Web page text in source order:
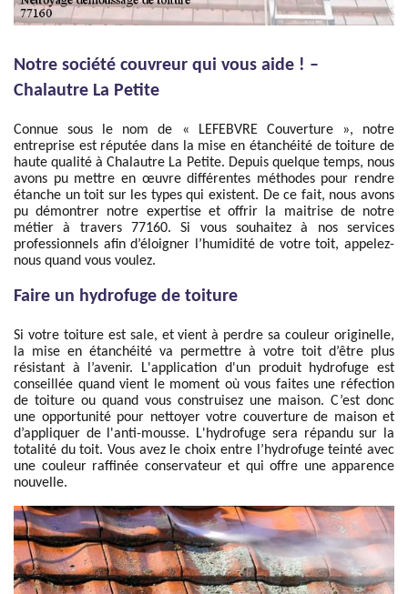
Notre société couvreur qui vous aide ! –
Chalautre La Petite
Connue sous le nom de « LEFEBVRE Couverture », notre
entreprise est réputée dans la mise en étanchéité de toiture de
haute qualité à Chalautre La Petite. Depuis quelque temps, nous
avons pu mettre en œuvre différentes méthodes pour rendre
étanche un toit sur les types qui existent. De ce fait, nous avons
pu démontrer notre expertise et offrir la maitrise de notre
métier à travers 77160. Si vous souhaitez à nos services
professionnels afin d’éloigner l’humidité de votre toit, appelez-
nous quand vous voulez.
Faire un hydrofuge de toiture
Si votre toiture est sale, et vient à perdre sa couleur originelle,
la mise en étanchéité va permettre à votre toit d’être plus
résistant à l’avenir. L'application d'un produit hydrofuge est
conseillée quand vient le moment où vous faites une réfection
de toiture ou quand vous construisez une maison. C’est donc
une opportunité pour nettoyer votre couverture de maison et
d’appliquer de l'anti-mousse. L'hydrofuge sera répandu sur la
totalité du toit. Vous avez le choix entre l’hydrofuge teinté avec
une couleur raffinée conservateur et qui offre une apparence
nouvelle.